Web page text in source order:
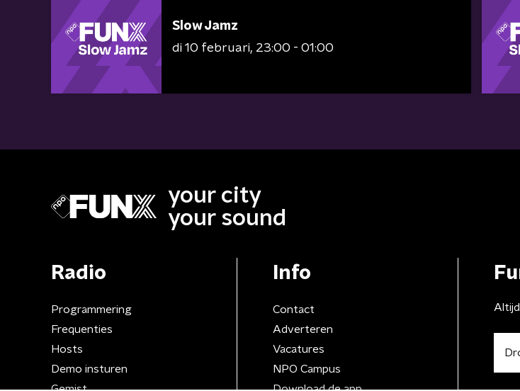
Slow Jamz
di 10 februari 23:00 - 01:00
your city
your sound
Radio
Programmering
Frequenties
Hosts
Demo insturen
Gemist
Info
Contact
Adverteren
Vacatures
NPO Campus
Download de app